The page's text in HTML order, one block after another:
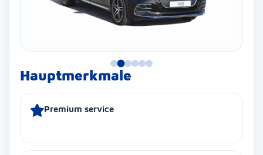
Hauptmerkmale
Premium service